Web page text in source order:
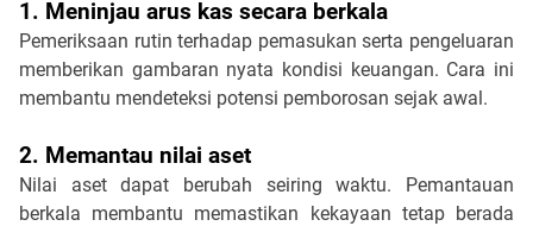
1. Meninjau arus kas secara berkala
Pemeriksaan rutin terhadap pemasukan serta pengeluaran
memberikan gambaran nyata kondisi keuangan. Cara ini
membantu mendeteksi potensi pemborosan sejak awal.
2. Memantau nilai aset
Nilai aset dapat berubah seiring waktu. Pemantauan
berkala membantu memastikan kekayaan tetap berada